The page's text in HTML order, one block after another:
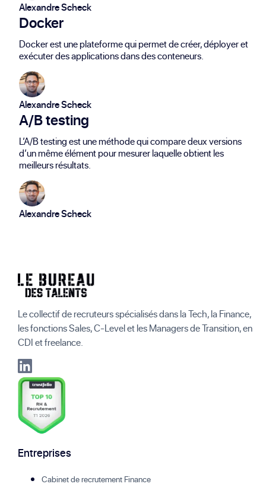
Alexandre Scheck
Docker
Docker est une plateforme qui permet de créer, déployer et
exécuter des applications dans des conteneurs.
Alexandre Scheck
A/B testing
L’A/B testing est une méthode qui compare deux versions
d’un même élément pour mesurer laquelle obtient les
meilleurs résultats.
Alexandre Scheck
Le collectif de recruteurs spécialisés dans la Tech, la Finance,
les fonctions Sales, C-Level et les Managers de Transition, en
CDI et freelance.
Entreprises
Cabinet de recrutement Finance